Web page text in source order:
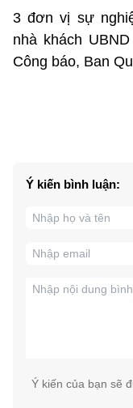
3 đơn vị sự
nhà khách
Công báo, Ban
Ý kiến bình luận:
Ý kiến của bạn sẽ